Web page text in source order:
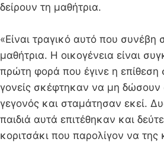
δείρουν τη μαθήτρια.
«Είναι τραγικό αυτό που συνέβη
μαθήτρια. Η οικογένεια είναι
πρώτη φορά που έγινε η επίθεση
γονείς σκέφτηκαν να μη δώσουν
γεγονός και σταμάτησαν εκεί.
παιδιά αυτά επιτέθηκαν και
κοριτσάκι που παρολίγον να της